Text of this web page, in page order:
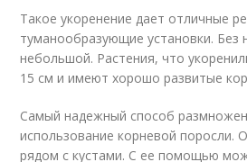
Такое укоренение дает отличные
туманообразующие установки. Без
небольшой. Растения, что
15 см и имеют хорошо развитые
Самый надежный способ
использование корневой поросли.
рядом с кустами. С ее помощью